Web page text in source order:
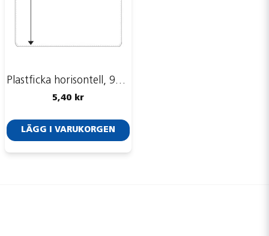
Skicka fråga
Plastficka horisontell, 93 x 74 mm
5,40 kr
LÄGG I VARUKORGEN